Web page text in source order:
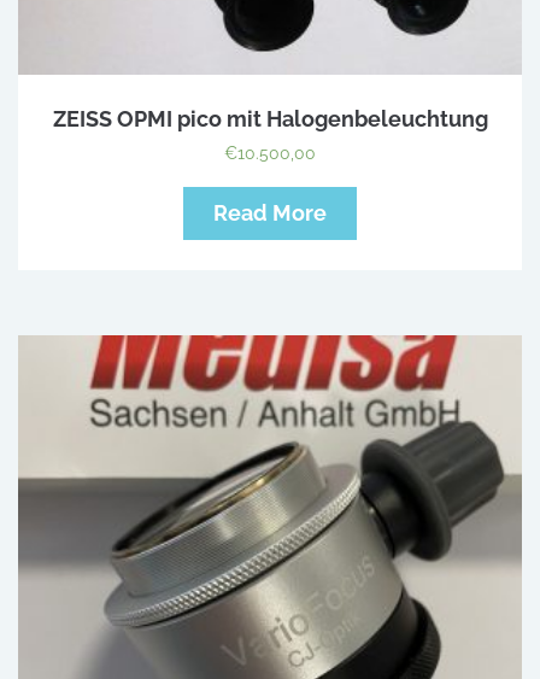
ZEISS OPMI pico mit Halogenbeleuchtung
€10.500,00
Read More